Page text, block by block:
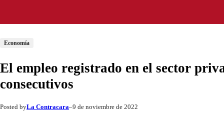
Economía
El empleo registrado en el sector
consecutivos
Posted byLa Contracara–9 de noviembre de 2022